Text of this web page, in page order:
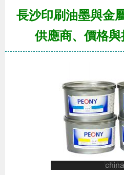
長沙印刷油墨與金
供應商、價格